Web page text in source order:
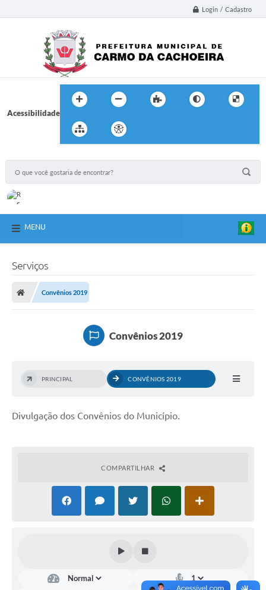
Login / Cadastro
Acessibilidade
MENU
Serviços
Convênios 2019
Convênios 2019
PRINCIPAL CONVÊNIOS 2019
Divulgação dos Convênios do Município.
COMPARTILHAR